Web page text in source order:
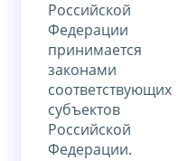
Российской
Федерации
принимается
законами
соответствующих
субъектов
Российской
Федерации.